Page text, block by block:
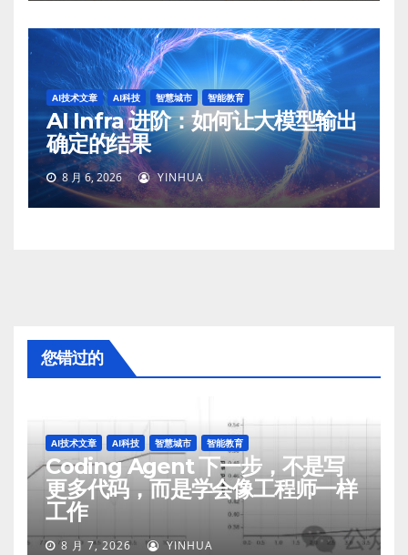
AI技术文章 AI科技 智慧城市 智能教育
AI Infra 进阶：如何让大模型输出
确定的结果
8 月 6, 2026 YINHUA
您错过的
AI技术文章 AI科技 智慧城市 智能教育
Coding Agent 下一步，不是写
更多代码，而是学会像工程师一样
工作
8 月 7, 2026 YINHUA